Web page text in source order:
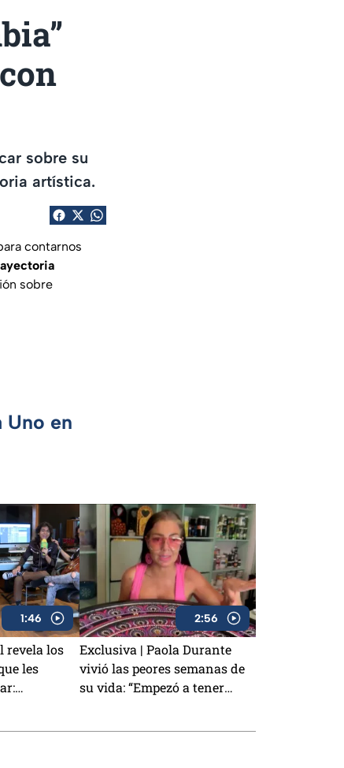
sobre su
artística.
contarnos
sobre
Uno en
1:46
revela los
les
2:56
Exclusiva | Paola Durante
vivió las peores semanas de
su vida: “Empezó a tener